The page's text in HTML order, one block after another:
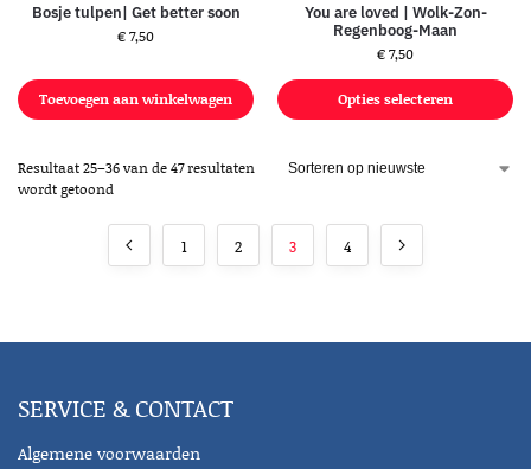
Bosje tulpen| Get better soon
€7,50
Toevoegen aan winkelwagen
You are loved | Wolk-Zon-
Regenboog-Maan
€7,50
Opties selecteren
Resultaat 25–36 van de 47 resultaten
wordt getoond
1 2 3 4
SERVICE & CONTACT
Algemene voorwaarden